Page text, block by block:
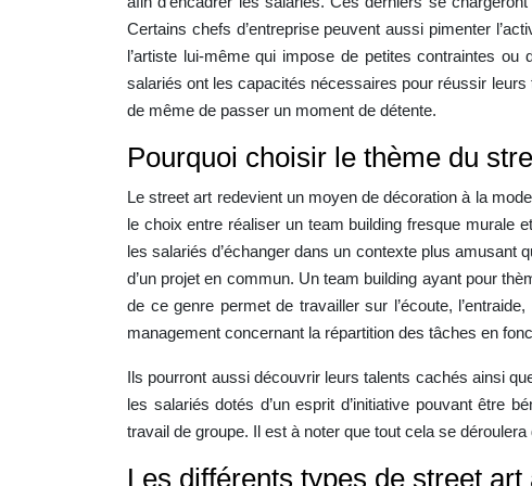
Certains chefs d’entreprise peuvent aussi pimenter
l’artiste lui-même qui impose de petites contraintes
salariés ont les capacités nécessaires pour réussir
de même de passer un moment de détente.
Pourquoi choisir le thème du
Le street art redevient un moyen de décoration à la
le choix entre réaliser un team building fresque murale
les salariés d’échanger dans un contexte plus
d’un projet en commun. Un team building ayant pour
de ce genre permet de travailler sur l’écoute,
management concernant la répartition des tâches en
Ils pourront aussi découvrir leurs talents cachés ainsi
les salariés dotés d’un esprit d’initiative pouvant être
travail de groupe. Il est à noter que tout cela se
Les différents types de street